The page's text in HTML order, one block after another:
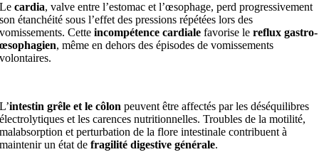
Lecardia, valve entre l’estomac et l’œsophage, perd progressivement
son étanchéité sous l’effet des pressions répétées lors des
vomissements. Cetteincompétence cardiale favorise lereflux gastro-
œsophagien, même en dehors des épisodes de vomissements
volontaires.
L’intestin grêle et le côlon peuvent être affectés par les déséquilibres
électrolytiques et les carences nutritionnelles. Troubles de la motilité,
malabsorption et perturbation de la flore intestinale contribuent à
maintenir un état defragilité digestive générale.